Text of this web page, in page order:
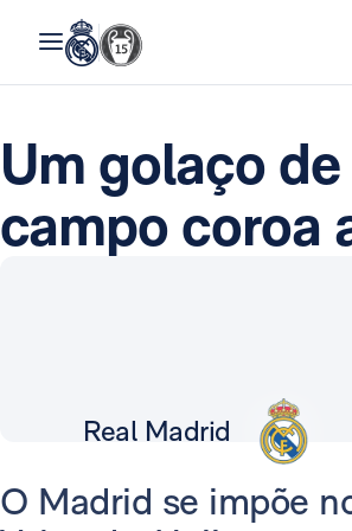
Um golaço
campo coroa
Real Madrid
O Madrid se impõe